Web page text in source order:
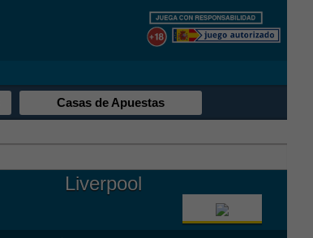
Casas de Apuestas
Liverpool